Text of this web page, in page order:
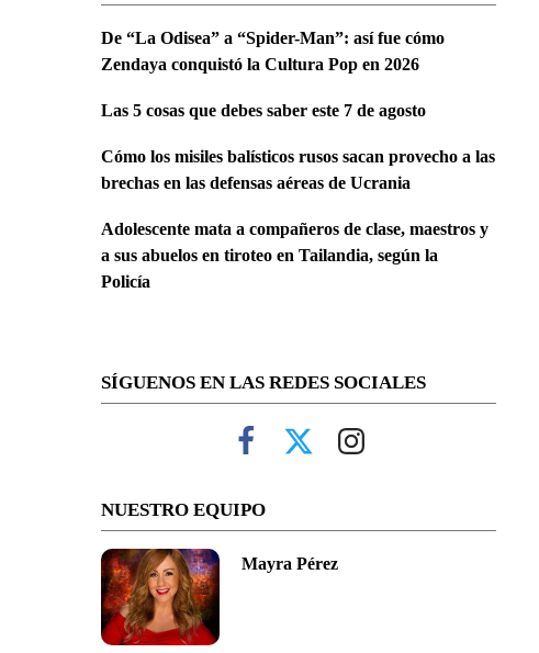
De “La Odisea” a “Spider-Man”: así fue cómo
Zendaya conquistó la Cultura Pop en 2026
Las 5 cosas que debes saber este 7 de agosto
Cómo los misiles balísticos rusos sacan provecho a las
brechas en las defensas aéreas de Ucrania
Adolescente mata a compañeros de clase, maestros y
a sus abuelos en tiroteo en Tailandia, según la
Policía
SÍGUENOS EN LAS REDES SOCIALES
NUESTRO EQUIPO
Mayra Pérez